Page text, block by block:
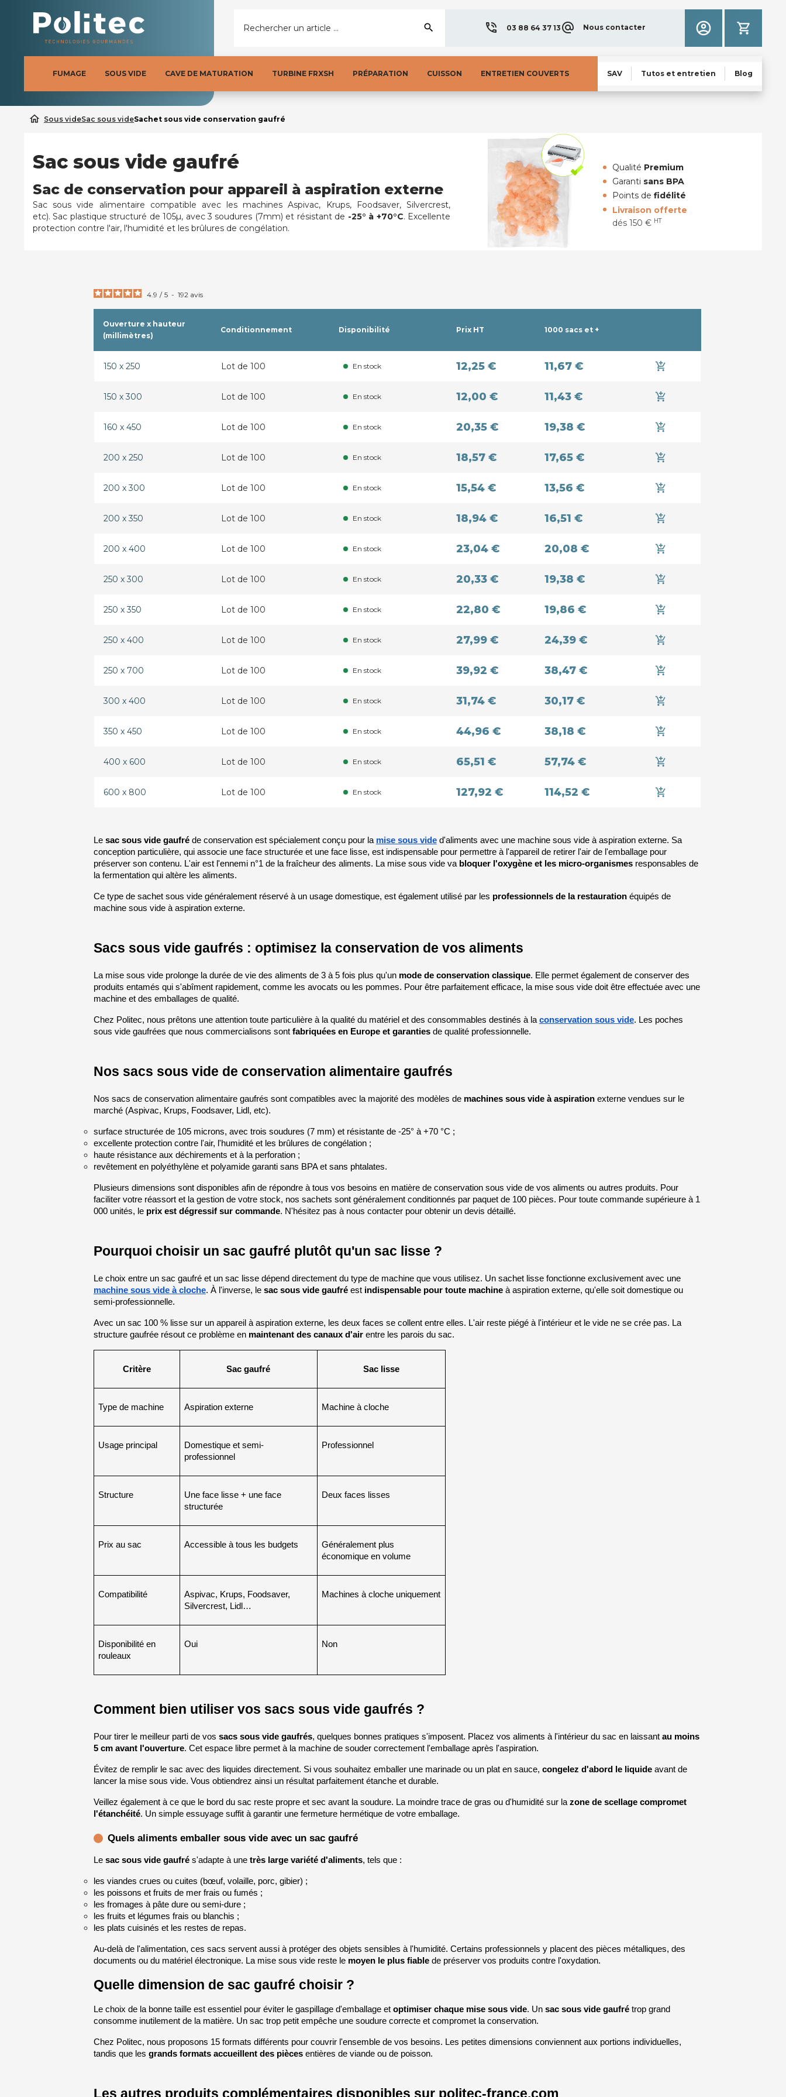
Rechercher un article ... search 03 88 64 37 13 Nous contacter
FUMAGE SOUS VIDE CAVE DE MATURATION TURBINE FRXSH PRÉPARATION CUISSON ENTRETIEN COUVERTS SAV Tutos et entretien Blog
home Sous videSac sous videSachet sous vide conservation gaufré
Sac sous vide gaufré
Sac de conservation pour appareil à aspiration externe
Sac sous vide alimentaire compatible avec les machinesAspivac, Krups, Foodsaver, Silvercrest,
etc).Sac plastique structuré de 105µ, avec 3 soudures (7mm) et résistant de -25° à +70°C. Excellente
protection contre l'air, l'humidité et les brûlures de congélation.
Qualité Premium
Garanti sans BPA
Points de fidélité
Livraison offerte
dés 150 € HT
4.9 / 5 - 192 avis
Ouverture x hauteur
(millimètres)
Conditionnement Disponibilité Prix HT 1000 sacs et +
150 x 250 Lot de 100 En stock 12,25 € 11,67 € add_shopping_cart
150 x 300 Lot de 100 En stock 12,00 € 11,43 € add_shopping_cart
160 x 450 Lot de 100 En stock 20,35 € 19,38 € add_shopping_cart
200 x 250 Lot de 100 En stock 18,57 € 17,65 € add_shopping_cart
200 x 300 Lot de 100 En stock 15,54 € 13,56 € add_shopping_cart
200 x 350 Lot de 100 En stock 18,94 € 16,51 € add_shopping_cart
200 x 400 Lot de 100 En stock 23,04 € 20,08 € add_shopping_cart
250 x 300 Lot de 100 En stock 20,33 € 19,38 € add_shopping_cart
250 x 350 Lot de 100 En stock 22,80 € 19,86 € add_shopping_cart
250 x 400 Lot de 100 En stock 27,99 € 24,39 € add_shopping_cart
250 x 700 Lot de 100 En stock 39,92 € 38,47 € add_shopping_cart
300 x 400 Lot de 100 En stock 31,74 € 30,17 € add_shopping_cart
350 x 450 Lot de 100 En stock 44,96 € 38,18 € add_shopping_cart
400 x 600 Lot de 100 En stock 65,51 € 57,74 € add_shopping_cart
600 x 800 Lot de 100 En stock 127,92 € 114,52 € add_shopping_cart
Le sac sous vide gaufré de conservation est spécialement conçu pour la mise sous vide d'aliments avec une machine sous vide à aspiration externe. Sa
conception particulière, qui associe une face structurée et une face lisse, est indispensable pour permettre à l'appareil de retirer l'air de l'emballage pour
préserver son contenu. L'air est l'ennemi n°1 de la fraîcheur des aliments. La mise sous vide va bloquer l'oxygène et les micro-organismes responsables de
la fermentation qui altère les aliments.
Ce type de sachet sous vide généralement réservé à un usage domestique, est également utilisé par les professionnels de la restauration équipés de
machine sous vide à aspiration externe.
Sacs sous vide gaufrés : optimisez la conservation de vos aliments
La mise sous vide prolonge la durée de vie des aliments de 3 à 5 fois plus qu'un mode de conservation classique. Elle permet également de conserver des
produits entamés qui s'abîment rapidement, comme les avocats ou les pommes. Pour être parfaitement efficace, la mise sous vide doit être effectuée avec une
machine et des emballages de qualité.
Chez Politec, nous prêtons une attention toute particulière à la qualité du matériel et des consommables destinés à la conservation sous vide. Les poches
sous vide gaufrées que nous commercialisons sont fabriquées en Europe et garanties de qualité professionnelle.
Nos sacs sous vide de conservation alimentaire gaufrés
Nos sacs de conservation alimentaire gaufrés sont compatibles avec la majorité des modèles de machines sous vide à aspiration externe vendues sur le
marché (Aspivac, Krups, Foodsaver, Lidl, etc).
surface structurée de 105 microns, avec trois soudures (7 mm) et résistante de -25° à +70 °C ;
excellente protection contre l'air, l'humidité et les brûlures de congélation ;
haute résistance aux déchirements et à la perforation ;
revêtement en polyéthylène et polyamide garanti sans BPA et sans phtalates.
Plusieurs dimensions sont disponibles afin de répondre à tous vos besoins en matière de conservation sous vide de vos aliments ou autres produits. Pour
faciliter votre réassort et la gestion de votre stock, nos sachets sont généralement conditionnés par paquet de 100 pièces. Pour toute commande supérieure à 1
000 unités, le prix est dégressif sur commande. N'hésitez pas à nous contacter pour obtenir un devis détaillé.
Pourquoi choisir un sac gaufré plutôt qu'un sac lisse ?
Le choix entre un sac gaufré et un sac lisse dépend directement du type de machine que vous utilisez. Un sachet lisse fonctionne exclusivement avec une
machine sous vide à cloche. À l'inverse, le sac sous vide gaufré est indispensable pour toute machine à aspiration externe, qu'elle soit domestique ou
semi-professionnelle.
Avec un sac 100 % lisse sur un appareil à aspiration externe, les deux faces se collent entre elles. L'air reste piégé à l'intérieur et le vide ne se crée pas. La
structure gaufrée résout ce problème en maintenant des canaux d'air entre les parois du sac.
Critère Sac gaufré Sac lisse
Type de machine Aspiration externe Machine à cloche
Usage principal
Domestique et semi-
professionnel
Professionnel
Structure
Une face lisse + une face
structurée
Deux faces lisses
Prix au sac Accessible à tous les budgets
Généralement plus
économique en volume
Compatibilité
Aspivac, Krups, Foodsaver,
Silvercrest, Lidl…
Machines à cloche uniquement
Disponibilité en
rouleaux
Oui Non
Comment bien utiliser vos sacs sous vide gaufrés ?
Pour tirer le meilleur parti de vos sacs sous vide gaufrés, quelques bonnes pratiques s'imposent. Placez vos aliments à l'intérieur du sac en laissant au moins
5 cm avant l'ouverture. Cet espace libre permet à la machine de souder correctement l'emballage après l'aspiration.
Évitez de remplir le sac avec des liquides directement. Si vous souhaitez emballer une marinade ou un plat en sauce, congelez d'abord le liquide avant de
lancer la mise sous vide. Vous obtiendrez ainsi un résultat parfaitement étanche et durable.
Veillez également à ce que le bord du sac reste propre et sec avant la soudure. La moindre trace de gras ou d'humidité sur la zone de scellage compromet
l'étanchéité. Un simple essuyage suffit à garantir une fermeture hermétique de votre emballage.
Quels aliments emballer sous vide avec un sac gaufré
Le sac sous vide gaufré s'adapte à une très large variété d'aliments, tels que :
les viandes crues ou cuites (bœuf, volaille, porc, gibier) ;
les poissons et fruits de mer frais ou fumés ;
les fromages à pâte dure ou semi-dure ;
les fruits et légumes frais ou blanchis ;
les plats cuisinés et les restes de repas.
Au-delà de l'alimentation, ces sacs servent aussi à protéger des objets sensibles à l'humidité. Certains professionnels y placent des pièces métalliques, des
documents ou du matériel électronique. La mise sous vide reste le moyen le plus fiable de préserver vos produits contre l'oxydation.
Quelle dimension de sac gaufré choisir ?
Le choix de la bonne taille est essentiel pour éviter le gaspillage d'emballage et optimiser chaque mise sous vide. Un sac sous vide gaufré trop grand
consomme inutilement de la matière. Un sac trop petit empêche une soudure correcte et compromet la conservation.
Chez Politec, nous proposons 15 formats différents pour couvrir l'ensemble de vos besoins. Les petites dimensions conviennent aux portions individuelles,
tandis que les grands formats accueillent des pièces entières de viande ou de poisson.
Les autres produits complémentaires disponibles sur politec-france.com